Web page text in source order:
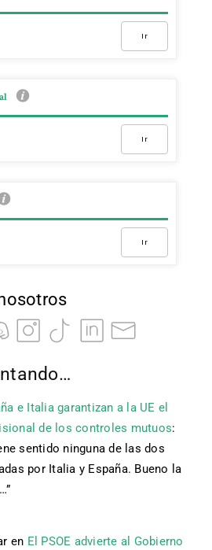
Ir
Ir
Ir
e Italia garantizan a la UE el
de los controles mutuos:
sentido ninguna de las dos
por Italia y España. Bueno la
”
en El PSOE advierte al Gobierno